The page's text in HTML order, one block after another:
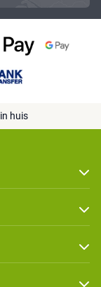
in huis